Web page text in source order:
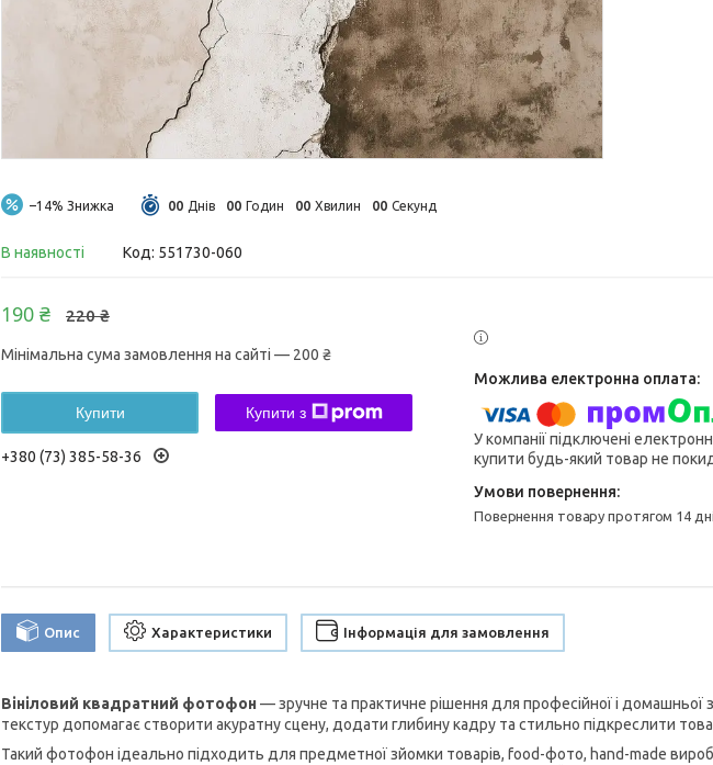
–14% 00 Днів 00 Годин 00 Хвилин 00 Секунд
В наявності Код: 551730-060
220 ₴
190 ₴
Мінімальна сума замовлення на сайті — 200 ₴
Купити Купити з
+380 (73) 385-58-36
У компанії підключені
купити будь-який товар не
повернення товару протягом 14
Опис Характеристики Інформація для замовлення
Вініловий квадратний фотофон — зручне та практичне рішення для професійної і домашньої
текстур допомагає створити акуратну сцену, додати глибину кадру та стильно підкреслити
Такий фотофон ідеально підходить для предметної зйомки товарів, food-фото, hand-made